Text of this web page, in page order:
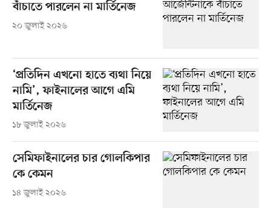
বাঁচাতে পারলেন না মার্তিনেজ
২০ জুলাই ২০২৬
‘প্রতিদিন এখনো হাতে ব্যথা নিয়ে
নামি’, ফাইনালের আগে এমি
মার্তিনেজ
১৮ জুলাই ২০২৬
সেমিফাইনালের চার গোলকিপার
কে কেমন
১৪ জুলাই ২০২৬